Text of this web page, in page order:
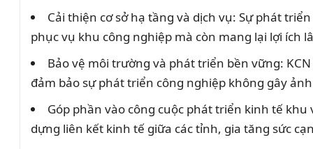
Cải thiện cơ sở hạ tầng và dịch vụ: Sự phát
phục vụ khu công nghiệp mà còn mang lại lợi ích
Bảo vệ môi trường và phát triển bền vững:
đảm bảo sự phát triển công nghiệp không gây
Góp phần vào công cuộc phát triển kinh tế
dựng liên kết kinh tế giữa các tỉnh, gia tăng sức